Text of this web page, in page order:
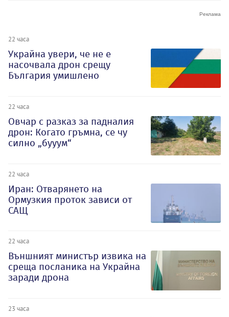
22 часа
Украйна увери, че не е
насочвала дрон срещу
България умишлено
22 часа
Овчар с разказ за падналия
дрон: Когато гръмна, се чу
силно „бууум“
22 часа
Иран: Отварянето на
Ормузкия проток зависи от
САЩ
22 часа
Външният министър извика на
среща посланика на Украйна
заради дрона
23 часа